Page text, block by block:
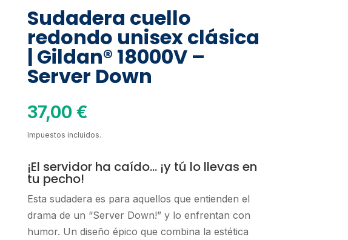
Sudadera cuello
redondo unisex clásica
| Gildan® 18000V –
Server Down
37,00 €
Impuestos incluidos.
¡El servidor ha caído… ¡y tú lo llevas en
tu pecho!
Esta sudadera es para aquellos que entienden el
drama de un “Server Down!” y lo enfrentan con
humor. Un diseño épico que combina la estética